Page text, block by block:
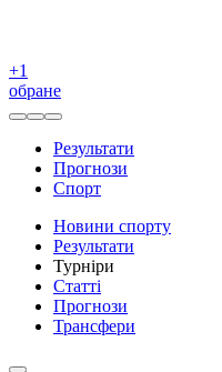
+1
обране
Результати
Прогнози
Спорт
Новини спорту
Результати
Турніри
Статті
Прогнози
Трансфери